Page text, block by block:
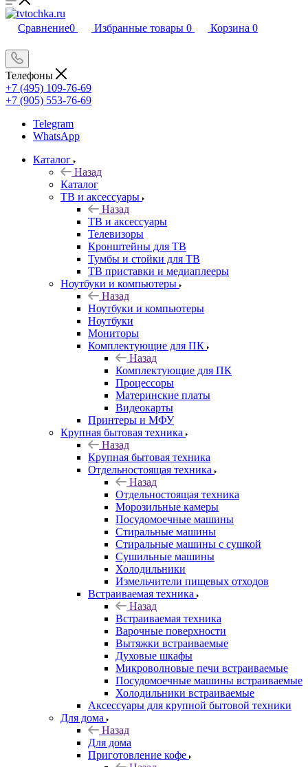
Сравнение0 Избранные товары 0 Корзина 0
Телефоны
+7 (495) 109-76-69
+7 (905) 553-76-69
Telegram
WhatsApp
Каталог
Назад
Каталог
ТВ и аксессуары
Назад
ТВ и аксессуары
Телевизоры
Кронштейны для ТВ
Тумбы и стойки для ТВ
ТВ приставки и медиаплееры
Ноутбуки и компьютеры
Назад
Ноутбуки и компьютеры
Ноутбуки
Мониторы
Комплектующие для ПК
Назад
Комплектующие для ПК
Процессоры
Материнские платы
Видеокарты
Принтеры и МФУ
Крупная бытовая техника
Назад
Крупная бытовая техника
Отдельностоящая техника
Назад
Отдельностоящая техника
Морозильные камеры
Посудомоечные машины
Стиральные машины
Стиральные машины с сушкой
Сушильные машины
Холодильники
Измельчители пищевых отходов
Встраиваемая техника
Назад
Встраиваемая техника
Варочные поверхности
Вытяжки встраиваемые
Духовые шкафы
Микроволновые печи встраиваемые
Посудомоечные машины встраиваемые
Холодильники встраиваемые
Аксессуары для крупной бытовой техники
Для дома
Назад
Для дома
Приготовление кофе